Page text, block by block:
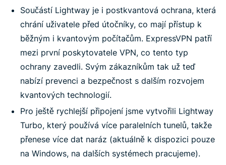
Součástí Lightway je i postkvantová ochrana, která
chrání uživatele před útočníky, co mají přístup k
běžným i kvantovým počítačům. ExpressVPN patří
mezi první poskytovatele VPN, co tento typ
ochrany zavedli. Svým zákazníkům tak už teď
nabízí prevenci a bezpečnost s dalším rozvojem
kvantových technologií.
Pro ještě rychlejší připojení jsme vytvořili Lightway
Turbo, který používá více paralelních tunelů, takže
přenese více dat naráz (aktuálně k dispozici pouze
na Windows, na dalších systémech pracujeme).